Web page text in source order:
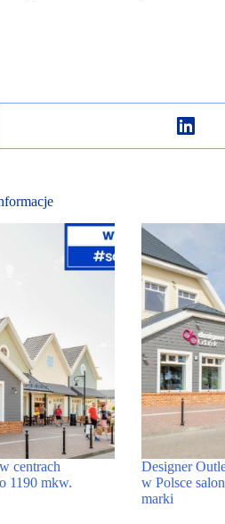
centrach
1190 mkw.
Designer
w Polsce
marki